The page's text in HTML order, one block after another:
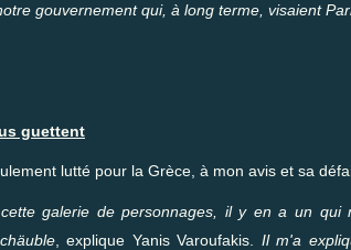
gouvernement qui, à long terme, visaient
guettent
lutté pour la Grèce, à mon avis et sa
galerie de personnages, il y en a un qui
, explique Yanis Varoufakis. Il m'a